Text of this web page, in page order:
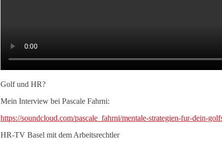
Golf und HR?
Mein Interview bei Pascale Fahrni:
https://soundcloud.com/pascale_fahrni/mentale-strategien-fur-dein-
HR-TV Basel mit dem Arbeitsrechtler